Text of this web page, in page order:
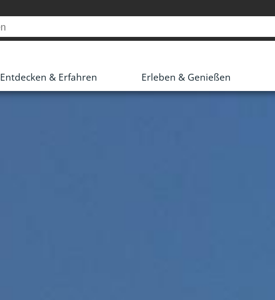
Entdecken & Erfahren Erleben & Genießen